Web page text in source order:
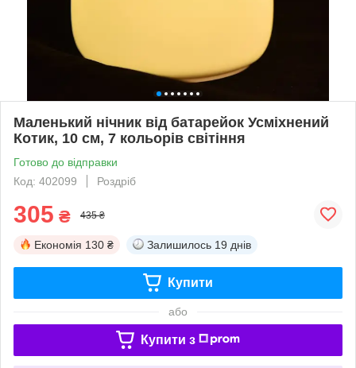
Маленький нічник від батарейок Усміхнений
Котик, 10 см, 7 кольорів світіння
Готово до відправки
Код: 402099
Роздріб
305 ₴ 435 ₴
Економія 130 ₴ Залишилось 19 днів
Купити
або
Купити з